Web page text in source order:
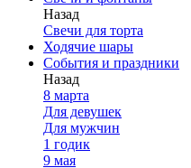
Назад
Свечи для торта
Ходячие шары
События и праздники
Назад
8 марта
Для девушек
Для мужчин
1 годик
9 мая